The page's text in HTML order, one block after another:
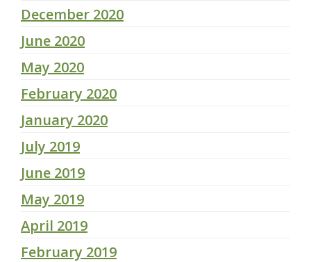
December 2020
June 2020
May 2020
February 2020
January 2020
July 2019
June 2019
May 2019
April 2019
February 2019